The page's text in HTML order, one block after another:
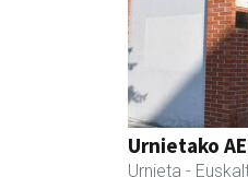
Urnietako
Urnieta -